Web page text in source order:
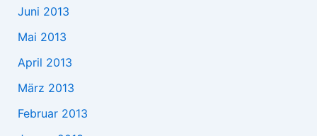
Juni 2013
Mai 2013
April 2013
März 2013
Februar 2013